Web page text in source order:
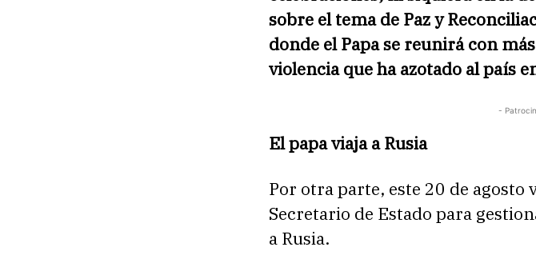
sobre el tema de Paz y
donde el Papa se reunirá con
violencia que ha azotado al país
-
El papa viaja a Rusia
Por otra parte, este 20 de agosto
Secretario de Estado para
a Rusia.